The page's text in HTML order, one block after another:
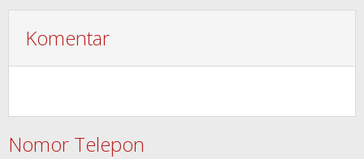
Komentar
Nomor Telepon